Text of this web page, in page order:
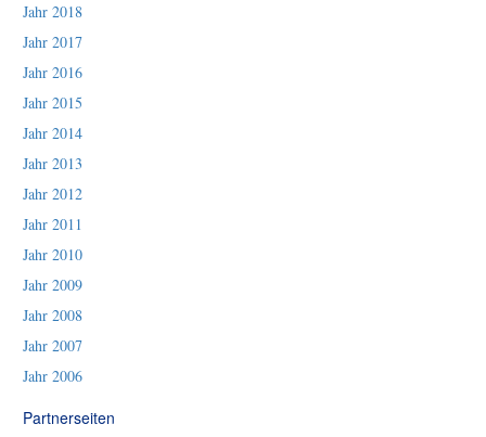
Jahr 2018
Jahr 2017
Jahr 2016
Jahr 2015
Jahr 2014
Jahr 2013
Jahr 2012
Jahr 2011
Jahr 2010
Jahr 2009
Jahr 2008
Jahr 2007
Jahr 2006
Partnerseiten